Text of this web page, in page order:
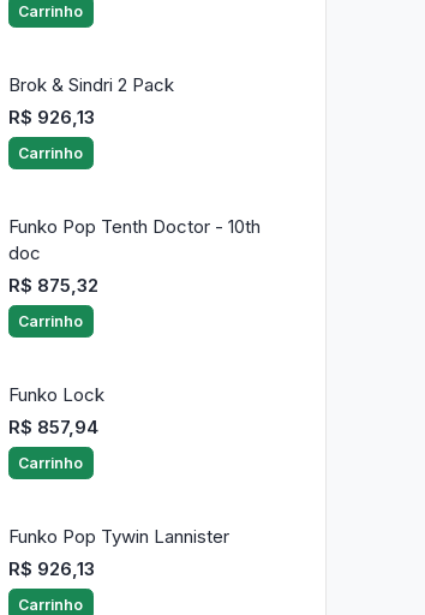
Carrinho
Brok & Sindri 2 Pack
R$ 926,13
Carrinho
Funko Pop Tenth Doctor - 10th
doc
R$ 875,32
Carrinho
Funko Lock
R$ 857,94
Carrinho
Funko Pop Tywin Lannister
R$ 926,13
Carrinho